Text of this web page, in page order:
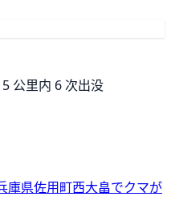
5 公里内 6 次出没
庫県佐用町西大畠でクマが